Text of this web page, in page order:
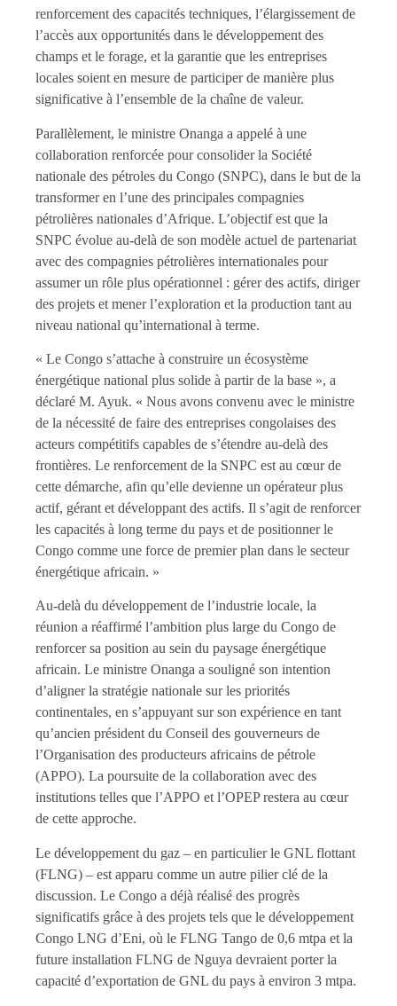
renforcement des capacités techniques, l’élargissement de
l’accès aux opportunités dans le développement des
champs et le forage, et la garantie que les entreprises
locales soient en mesure de participer de manière plus
significative à l’ensemble de la chaîne de valeur.
Parallèlement, le ministre Onanga a appelé à une
collaboration renforcée pour consolider la Société
nationale des pétroles du Congo (SNPC), dans le but de la
transformer en l’une des principales compagnies
pétrolières nationales d’Afrique. L’objectif est que la
SNPC évolue au-delà de son modèle actuel de partenariat
avec des compagnies pétrolières internationales pour
assumer un rôle plus opérationnel : gérer des actifs, diriger
des projets et mener l’exploration et la production tant au
niveau national qu’international à terme.
« Le Congo s’attache à construire un écosystème
énergétique national plus solide à partir de la base », a
déclaré M. Ayuk. « Nous avons convenu avec le ministre
de la nécessité de faire des entreprises congolaises des
acteurs compétitifs capables de s’étendre au-delà des
frontières. Le renforcement de la SNPC est au cœur de
cette démarche, afin qu’elle devienne un opérateur plus
actif, gérant et développant des actifs. Il s’agit de renforcer
les capacités à long terme du pays et de positionner le
Congo comme une force de premier plan dans le secteur
énergétique africain. »
Au-delà du développement de l’industrie locale, la
réunion a réaffirmé l’ambition plus large du Congo de
renforcer sa position au sein du paysage énergétique
africain. Le ministre Onanga a souligné son intention
d’aligner la stratégie nationale sur les priorités
continentales, en s’appuyant sur son expérience en tant
qu’ancien président du Conseil des gouverneurs de
l’Organisation des producteurs africains de pétrole
(APPO). La poursuite de la collaboration avec des
institutions telles que l’APPO et l’OPEP restera au cœur
de cette approche.
Le développement du gaz – en particulier le GNL flottant
(FLNG) – est apparu comme un autre pilier clé de la
discussion. Le Congo a déjà réalisé des progrès
significatifs grâce à des projets tels que le développement
Congo LNG d’Eni, où le FLNG Tango de 0,6 mtpa et la
future installation FLNG de Nguya devraient porter la
capacité d’exportation de GNL du pays à environ 3 mtpa.